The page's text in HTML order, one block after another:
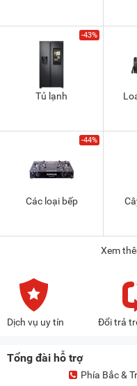
-43%
Tủ lạnh
-44%
Các loại bếp
Xem
Dịch vụ uy tín Đổi trả
Tổng đài hỗ trợ
Phía Bắc &